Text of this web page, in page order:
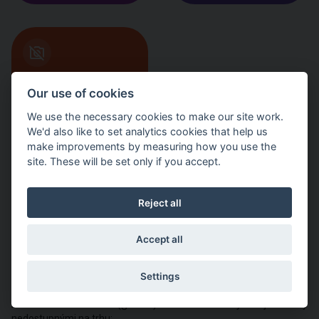
no_photography
3598
Autorského zákona (§ 97f). V tomto smyslu jsou díly
Our use of cookies
We use the necessary cookies to make our site work.
We'd also like to set analytics cookies that help us
make improvements by measuring how you use the
site. These will be set only if you accept.
Reject all
Accept all
Settings